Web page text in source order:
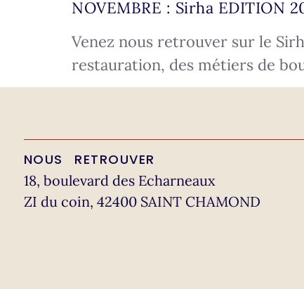
NOVEMBRE : Sirha EDITION
Venez nous retrouver sur le
restauration, des métiers de
NOUS RETROUVER
18, boulevard des Echarneaux
ZI du coin, 42400 SAINT CHAMOND